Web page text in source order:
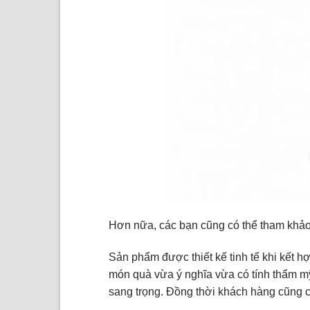
Hơn nữa, các bạn cũng có thể tham
Sản phẩm được thiết kế tinh tế khi kết
món quà vừa ý nghĩa vừa có tính thẩm
sang trọng. Đồng thời khách hàng cũng